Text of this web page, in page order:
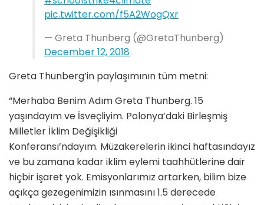
pic.twitter.com/f5A2WogQxr
— Greta Thunberg (@GretaThunberg)
December 12, 2018
Greta Thunberg’in paylaşımının tüm metni:
“Merhaba Benim Adım Greta Thunberg. 15
yaşındayım ve İsveçliyim. Polonya’daki Birleşmiş
Milletler İklim Değişikliği
Konferansı’ndayım. Müzakerelerin ikinci haftasındayız
ve bu zamana kadar iklim eylemi taahhütlerine dair
hiçbir işaret yok. Emisyonlarımız artarken, bilim bize
açıkça gezegenimizin ısınmasını 1.5 derecede